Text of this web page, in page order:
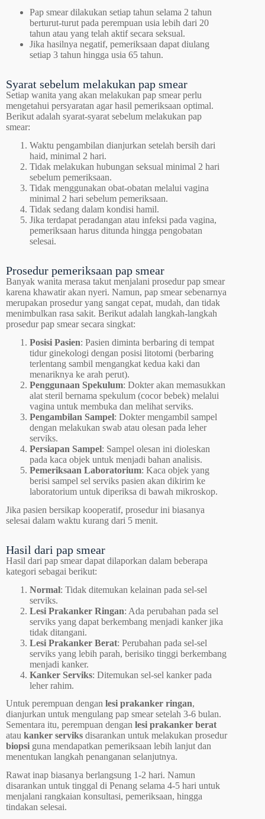
Pap smear dilakukan setiap tahun selama 2 tahun
berturut-turut pada perempuan usia lebih dari 20
tahun atau yang telah aktif secara seksual.
Jika hasilnya negatif, pemeriksaan dapat diulang
setiap 3 tahun hingga usia 65 tahun.
Syarat sebelum melakukan pap smear
Setiap wanita yang akan melakukan pap smear perlu
mengetahui persyaratan agar hasil pemeriksaan optimal.
Berikut adalah syarat-syarat sebelum melakukan pap
smear:
Waktu pengambilan dianjurkan setelah bersih dari
haid, minimal 2 hari.
Tidak melakukan hubungan seksual minimal 2 hari
sebelum pemeriksaan.
Tidak menggunakan obat-obatan melalui vagina
minimal 2 hari sebelum pemeriksaan.
Tidak sedang dalam kondisi hamil.
Jika terdapat peradangan atau infeksi pada vagina,
pemeriksaan harus ditunda hingga pengobatan
selesai.
Prosedur pemeriksaan pap smear
Banyak wanita merasa takut menjalani prosedur pap smear
karena khawatir akan nyeri. Namun, pap smear sebenarnya
merupakan prosedur yang sangat cepat, mudah, dan tidak
menimbulkan rasa sakit. Berikut adalah langkah-langkah
prosedur pap smear secara singkat:
Posisi Pasien: Pasien diminta berbaring di tempat
tidur ginekologi dengan posisi litotomi (berbaring
terlentang sambil mengangkat kedua kaki dan
menariknya ke arah perut).
Penggunaan Spekulum: Dokter akan memasukkan
alat steril bernama spekulum (cocor bebek) melalui
vagina untuk membuka dan melihat serviks.
Pengambilan Sampel: Dokter mengambil sampel
dengan melakukan swab atau olesan pada leher
serviks.
Persiapan Sampel: Sampel olesan ini dioleskan
pada kaca objek untuk menjadi bahan analisis.
Pemeriksaan Laboratorium: Kaca objek yang
berisi sampel sel serviks pasien akan dikirim ke
laboratorium untuk diperiksa di bawah mikroskop.
Jika pasien bersikap kooperatif, prosedur ini biasanya
selesai dalam waktu kurang dari 5 menit.
Hasil dari pap smear
Hasil dari pap smear dapat dilaporkan dalam beberapa
kategori sebagai berikut:
Normal: Tidak ditemukan kelainan pada sel-sel
serviks.
Lesi Prakanker Ringan: Ada perubahan pada sel
serviks yang dapat berkembang menjadi kanker jika
tidak ditangani.
Lesi Prakanker Berat: Perubahan pada sel-sel
serviks yang lebih parah, berisiko tinggi berkembang
menjadi kanker.
Kanker Serviks: Ditemukan sel-sel kanker pada
leher rahim.
Untuk perempuan dengan lesi prakanker ringan,
dianjurkan untuk mengulang pap smear setelah 3-6 bulan.
Sementara itu, perempuan dengan lesi prakanker berat
atau kanker serviks disarankan untuk melakukan prosedur
biopsi guna mendapatkan pemeriksaan lebih lanjut dan
menentukan langkah penanganan selanjutnya.
Rawat inap biasanya berlangsung 1-2 hari. Namun
disarankan untuk tinggal di Penang selama 4-5 hari untuk
menjalani rangkaian konsultasi, pemeriksaan, hingga
tindakan selesai.